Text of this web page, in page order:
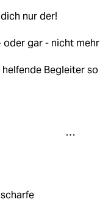
nur der!
oder gar - nicht mehr
Begleiter so